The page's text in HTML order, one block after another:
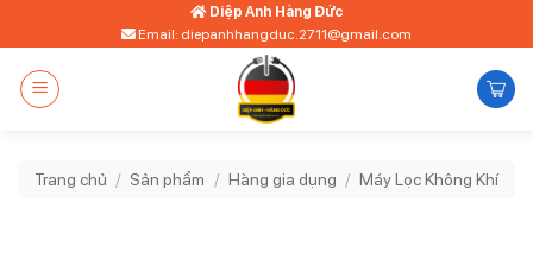
qua
dung
Diệp Anh Hàng Đức
Email: diepanhhangduc.2711@gmail.com
Trang chủ / Sản phẩm / Hàng gia dụng / Máy Lọc Không Khí